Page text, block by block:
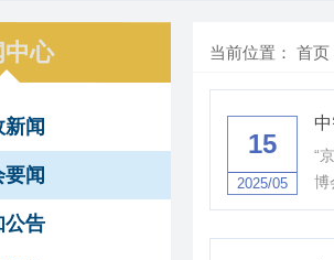
中心
新闻
闻
公告
当前位置： 首页
15
2025/05
“
博